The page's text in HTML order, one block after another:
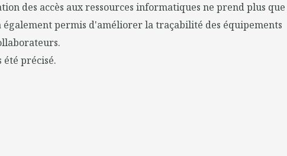
des accès aux ressources informatiques ne prend plus que
également permis d'améliorer la traçabilité des équipements
été précisé.